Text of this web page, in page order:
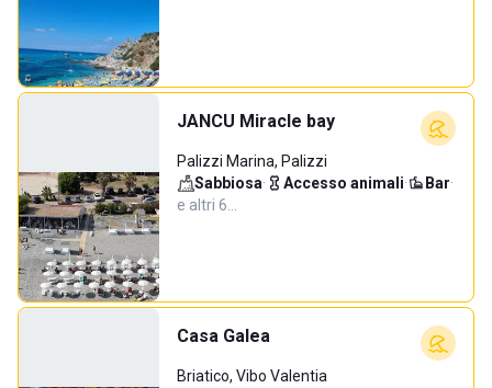
JANCU Miracle bay
Palizzi Marina, Palizzi
Sabbiosa· Accesso animali· Bar·
e altri 6…
Casa Galea
Briatico, Vibo Valentia